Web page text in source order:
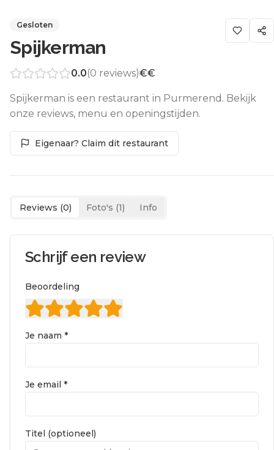
Gesloten
Spijkerman
0.0(0 reviews)€€
Spijkerman is een restaurant in Purmerend. Bekijk
onze reviews, menu en openingstijden.
Eigenaar? Claim dit restaurant
Reviews (0) Foto's (1) Info
Schrijf een review
Beoordeling
Je naam *
Je email *
Titel (optioneel)